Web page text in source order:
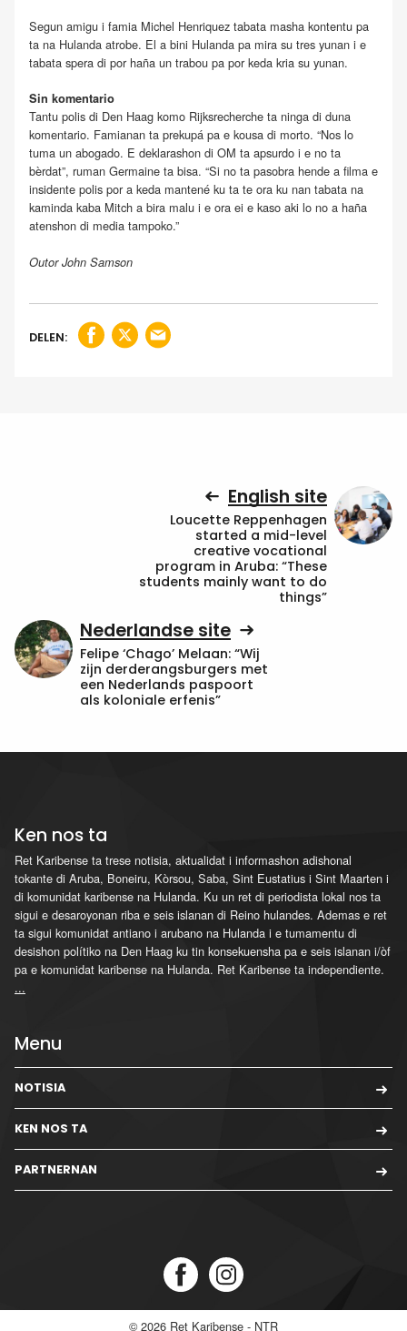
Segun amigu i famia Michel Henriquez tabata masha kontentu pa
ta na Hulanda atrobe. El a bini Hulanda pa mira su tres yunan i e
tabata spera di por haña un trabou pa por keda kria su yunan.
Sin komentario
Tantu polis di Den Haag komo Rijksrecherche ta ninga di duna
komentario. Famianan ta prekupá pa e kousa di morto. “Nos lo
tuma un abogado. E deklarashon di OM ta apsurdo i e no ta
bèrdat”, ruman Germaine ta bisa. “Si no ta pasobra hende a filma e
insidente polis por a keda mantené ku ta te ora ku nan tabata na
kaminda kaba Mitch a bira malu i e ora ei e kaso aki lo no a haña
atenshon di media tampoko.”
Outor John Samson
DELEN:
English site
Loucette Reppenhagen
started a mid-level
creative vocational
program in Aruba: “These
students mainly want to do
things”
Nederlandse site
Felipe ‘Chago’ Melaan: “Wij
zijn derderangsburgers met
een Nederlands paspoort
als koloniale erfenis”
Ken nos ta
Ret Karibense ta trese notisia, aktualidat i informashon adishonal
tokante di Aruba, Boneiru, Kòrsou, Saba, Sint Eustatius i Sint Maarten i
di komunidat karibense na Hulanda. Ku un ret di periodista lokal nos ta
sigui e desaroyonan riba e seis islanan di Reino hulandes. Ademas e ret
ta sigui komunidat antiano i arubano na Hulanda i e tumamentu di
desishon polítiko na Den Haag ku tin konsekuensha pa e seis islanan i/òf
pa e komunidat karibense na Hulanda. Ret Karibense ta independiente.
...
Menu
NOTISIA
KEN NOS TA
PARTNERNAN
© 2026 Ret Karibense - NTR